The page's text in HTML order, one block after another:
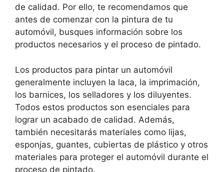
de calidad. Por ello, te recomendamos que
antes de comenzar con la pintura de tu
automóvil, busques información sobre los
productos necesarios y el proceso de pintado.
Los productos para pintar un automóvil
generalmente incluyen la laca, la imprimación,
los barnices, los selladores y los diluyentes.
Todos estos productos son esenciales para
lograr un acabado de calidad. Además,
también necesitarás materiales como lijas,
esponjas, guantes, cubiertas de plástico y otros
materiales para proteger el automóvil durante el
proceso de pintado.